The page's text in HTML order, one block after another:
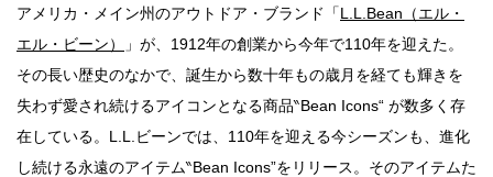
アメリカ・メイン州のアウトドア・ブランド「L.L.Bean（エル・
エル・ビーン）
」が、1912年の創業から今年で110年を迎えた。
その長い歴史のなかで、誕生から数十年もの歳月を経ても輝きを
失わず愛され続けるアイコンとなる商品‶Bean Icons“ が数多く存
在している。L.L.ビーンでは、110年を迎える今シーズンも、進化
し続ける永遠のアイテム‶Bean Icons”をリリース。そのアイテムた